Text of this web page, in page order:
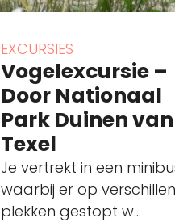
EXCURSIES
Vogelexcursie –
Door Nationaal
Park Duinen van
Texel
Je vertrekt in een
waarbij er op
plekken gestopt w...